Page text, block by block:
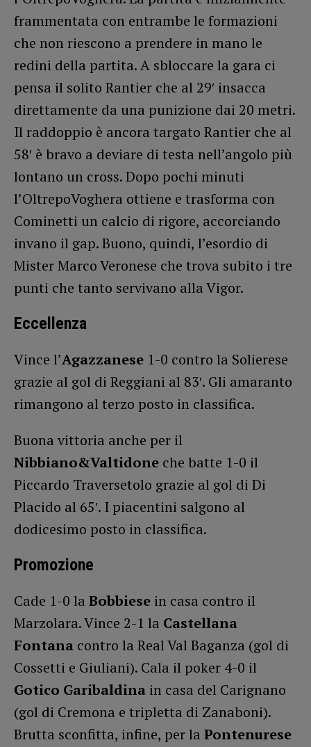
frammentata con entrambe le formazioni
che non riescono a prendere in mano le
redini della partita. A sbloccare la gara ci
pensa il solito Rantier che al 29′ insacca
direttamente da una punizione dai 20 metri.
Il raddoppio è ancora targato Rantier che al
58′ è bravo a deviare di testa nell’angolo più
lontano un cross. Dopo pochi minuti
l’OltrepoVoghera ottiene e trasforma con
Cominetti un calcio di rigore, accorciando
invano il gap. Buono, quindi, l’esordio di
Mister Marco Veronese che trova subito i tre
punti che tanto servivano alla Vigor.
Eccellenza
Vince l’Agazzanese 1-0 contro la Solierese
grazie al gol di Reggiani al 83′. Gli amaranto
rimangono al terzo posto in classifica.
Buona vittoria anche per il
Nibbiano&Valtidone che batte 1-0 il
Piccardo Traversetolo grazie al gol di Di
Placido al 65′. I piacentini salgono al
dodicesimo posto in classifica.
Promozione
Cade 1-0 la Bobbiese in casa contro il
Marzolara. Vince 2-1 la Castellana
Fontana contro la Real Val Baganza (gol di
Cossetti e Giuliani). Cala il poker 4-0 il
Gotico Garibaldina in casa del Carignano
(gol di Cremona e tripletta di Zanaboni).
Brutta sconfitta, infine, per la Pontenurese